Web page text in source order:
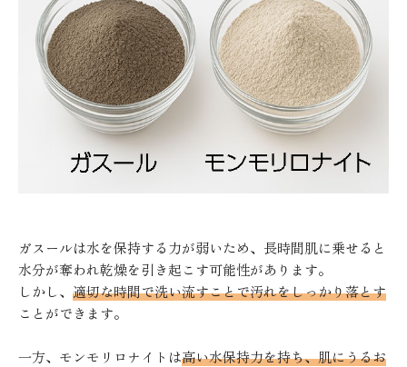
ガスールは水を保持する力が弱いため、長時間肌に乗せると
水分が奪われ乾燥を引き起こす可能性があります。
しかし、 適切な時間で洗い流すことで汚れをしっかり落とす
ことができます。
一方、モンモリロナイトは高い水保持力を持ち、肌にうるお